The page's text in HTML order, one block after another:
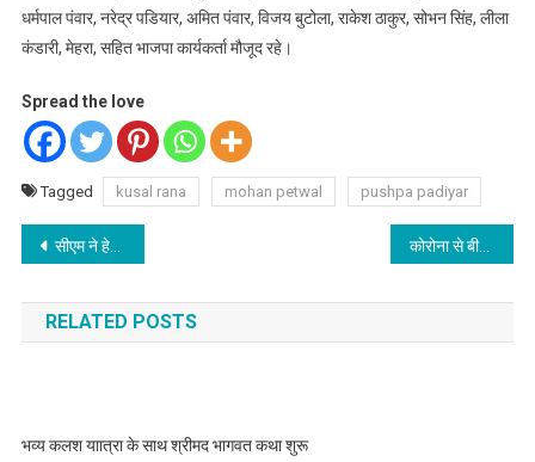
धर्मपाल पंवार, नरेद्र पडियार, अमित पंवार, विजय बुटोला, राकेश ठाकुर, सोभन सिंह, लीला
कंडारी, मेहरा, सहित भाजपा कार्यकर्ता मौजूद रहे।
Spread the love
Tagged kusal rana mohan petwal pushpa padiyar
Post
navigation
सीएम ने हेल्पलाइन एल्डरलाईन 14567 का उत्तराखण्ड में शुभारंभ किया कोरोना से बीते 24 घंटे में सबसे कम मौत , 118 मिले नए मरीज, 250 हुए स्वस्थ
RELATED POSTS
भव्य कलश याात्रा के साथ श्रीमद भागवत कथा शुरू